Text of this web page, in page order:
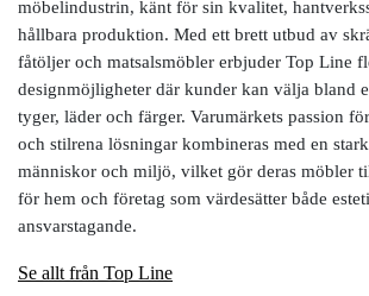
möbelindustrin, känt för sin kvalitet,
hållbara produktion. Med ett brett utbud av
fåtöljer och matsalsmöbler erbjuder Top Line
designmöjligheter där kunder kan välja bland
tyger, läder och färger. Varumärkets passion
och stilrena lösningar kombineras med en
människor och miljö, vilket gör deras möbler
för hem och företag som värdesätter både
ansvarstagande.
Se allt från Top Line